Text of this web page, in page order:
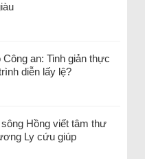
an: Tinh giản thực
diễn lấy lệ?
Hồng viết tâm thư
Ly cứu giúp